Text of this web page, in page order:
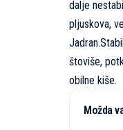
dalje
pljuskova,
štoviše,
obilne kiše.
Možda